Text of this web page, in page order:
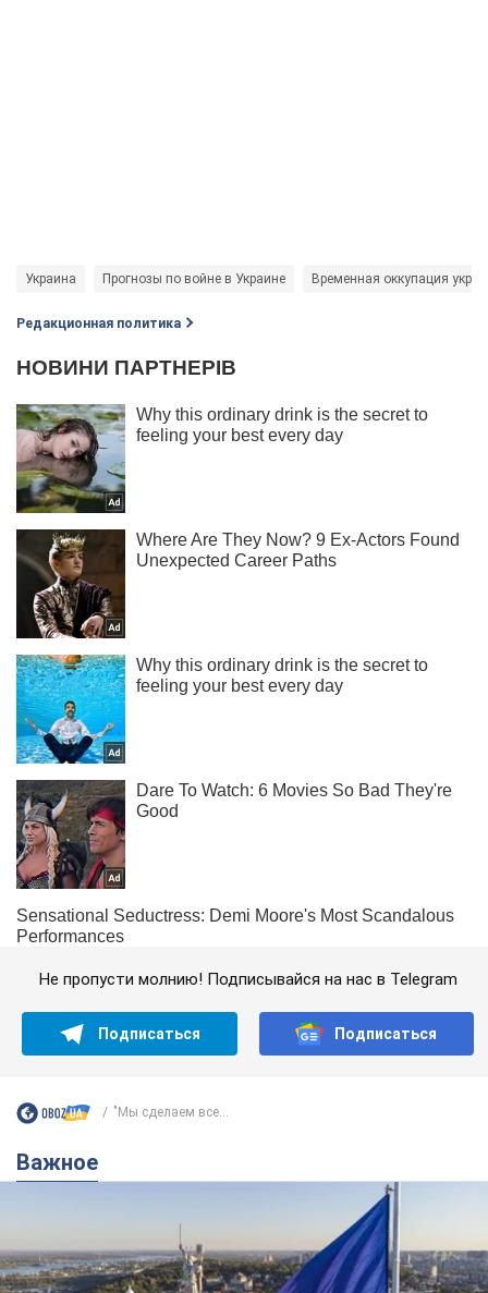
Украина Прогнозы по войне в Украине Временная оккупация
Редакционная политика
Не пропусти молнию! Подписывайся на нас в Telegram
Подписаться Подписаться
"Мы сделаем все...
Важное